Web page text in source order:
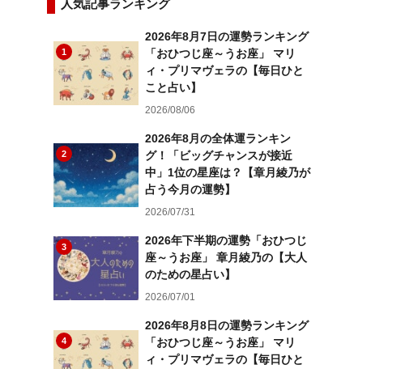
人気記事ランキング
1
2026年8月7日の運勢ランキング
「おひつじ座～うお座」 マリ
ィ・プリマヴェラの【毎日ひと
こと占い】
2026/08/06
2
2026年8月の全体運ランキン
グ！「ビッグチャンスが接近
中」1位の星座は？【章月綾乃が
占う今月の運勢】
2026/07/31
3
2026年下半期の運勢「おひつじ
座～うお座」 章月綾乃の【大人
のための星占い】
2026/07/01
4
2026年8月8日の運勢ランキング
「おひつじ座～うお座」 マリ
ィ・プリマヴェラの【毎日ひと